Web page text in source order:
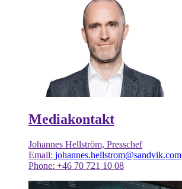
Mediakontakt
Johannes Hellström, Presschef
Email: johannes.hellstrom@sandvik.com
Phone: +46 70 721 10 08